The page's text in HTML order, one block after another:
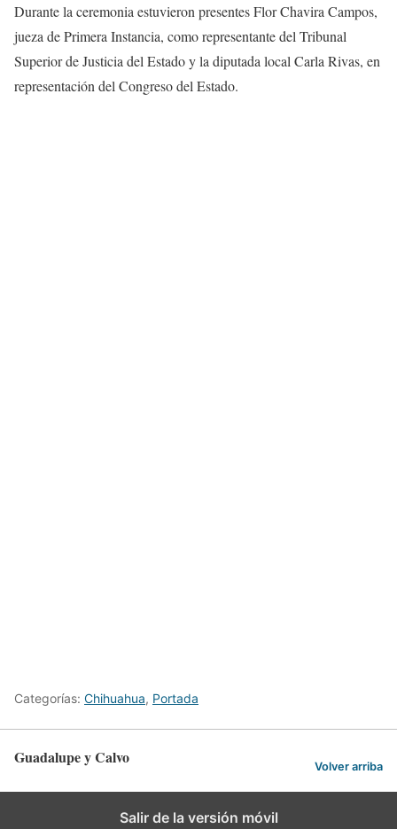
Durante la ceremonia estuvieron presentes Flor Chavira Campos,
jueza de Primera Instancia, como representante del Tribunal
Superior de Justicia del Estado y la diputada local Carla Rivas, en
representación del Congreso del Estado.
Categorías: Chihuahua, Portada
Guadalupe y Calvo Volver arriba
Salir de la versión móvil